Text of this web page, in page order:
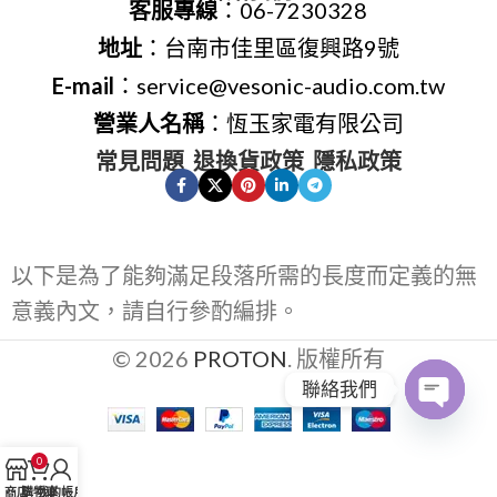
客服專線：06-7230328
地址：台南市佳里區復興路9號
E-mail ：service@vesonic-audio.com.tw
營業人名稱：恆玉家電有限公司
常見問題 退換貨政策 隱私政策
以下是為了能夠滿足段落所需的長度而定義的無
意義內文，請自行參酌編排。
© 2026 PROTON. 版權所有
商店
0
購物車我的帳戶
聯絡我們